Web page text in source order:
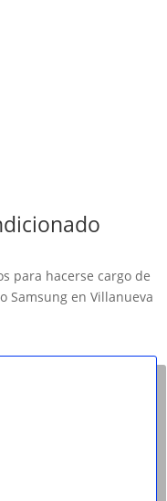
para hacerse cargo de
Samsung en Villanueva